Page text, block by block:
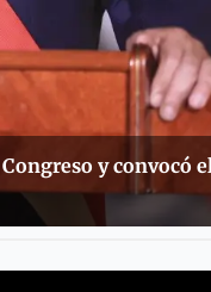
y convocó